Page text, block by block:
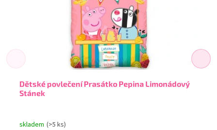
Dětské povlečení Prasátko Pepina Limonádový
Stánek
skladem (>5 ks)